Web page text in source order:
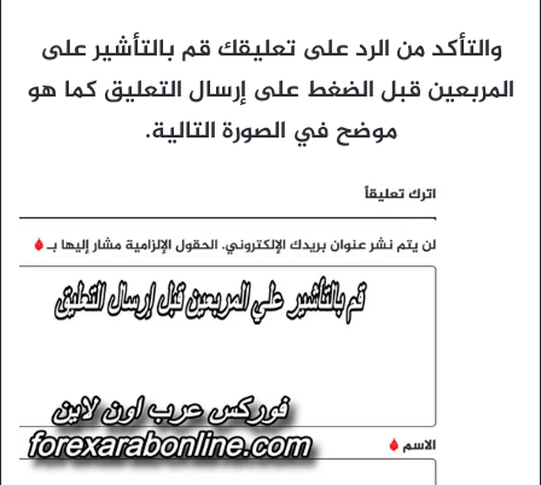
والتأكد من الرد على تعليقك قم بالتأشير على
المربعين قبل الضغط على إرسال التعليق كما هو
موضح في الصورة التالية.